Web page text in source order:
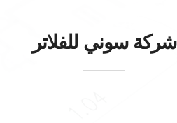
شركةسوني للفلاتر